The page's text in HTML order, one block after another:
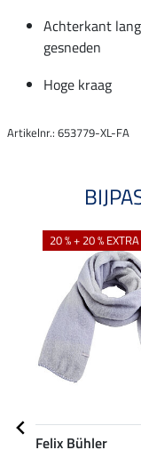
Achterkant
gesneden
Hoge kraag
Artikelnr.: 653779-XL-FA
20 % + 20 % EXTRA
Felix Bühler